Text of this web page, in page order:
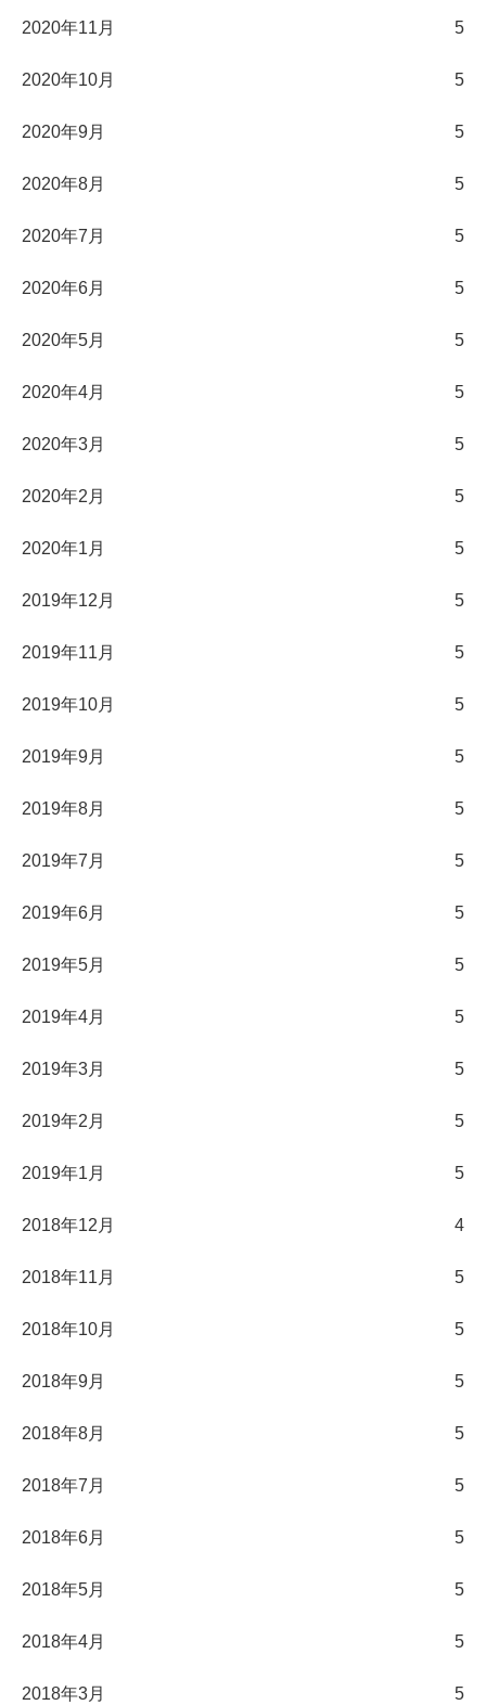
2020年11月 5
2020年10月 5
2020年9月 5
2020年8月 5
2020年7月 5
2020年6月 5
2020年5月 5
2020年4月 5
2020年3月 5
2020年2月 5
2020年1月 5
2019年12月 5
2019年11月 5
2019年10月 5
2019年9月 5
2019年8月 5
2019年7月 5
2019年6月 5
2019年5月 5
2019年4月 5
2019年3月 5
2019年2月 5
2019年1月 5
2018年12月 4
2018年11月 5
2018年10月 5
2018年9月 5
2018年8月 5
2018年7月 5
2018年6月 5
2018年5月 5
2018年4月 5
2018年3月 5